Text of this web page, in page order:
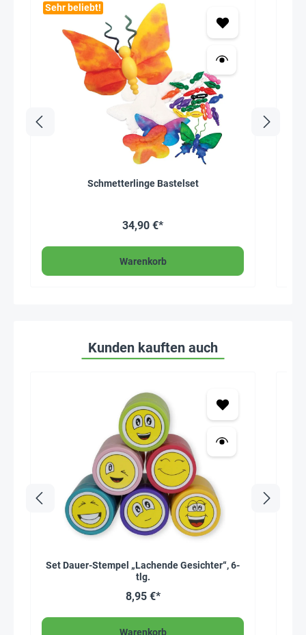
Sehr beliebt!
Schmetterlinge Bastelset
34,90 €*
Warenkorb
Kunden kauften auch
Set Dauer-Stempel „Lachende Gesichter“, 6-
tlg.
8,95 €*
Warenkorb